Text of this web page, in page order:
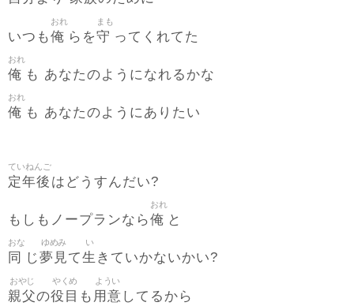
いつも俺
おれ
らを守
まも
ってくれてた
俺
おれ
も あなたのようになれるかな
俺
おれ
も あなたのようにありたい
定年後
ていねんご
はどうすんだい?
もしもノープランなら俺
おれ
と
同
おな
じ夢見
ゆめみ
て生
い
きていかないかい?
親父
おやじ
の役目
やくめ
も 用意
ようい
してるから